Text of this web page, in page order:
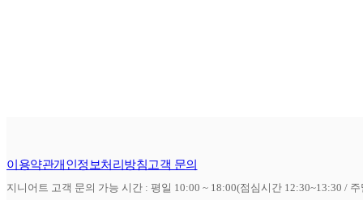
이용약관개인정보처리방침고객 문의
지니어트 고객 문의 가능 시간 : 평일 10:00 ~ 18:00(점심시간 12:30~13:30 /